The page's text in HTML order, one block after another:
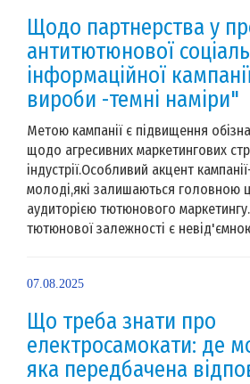
Щодо партнерства у
антитютюнової
інформаційної
вироби -темні наміри"
Метою кампанії є підвищення
щодо агресивних маркетингових
індустрії.Особливий акцент
молоді,які залишаються головною
аудиторією тютюнового
тютюнової залежності є
07.08.2025
Що треба знати про
електросамокати: де
яка передбачена